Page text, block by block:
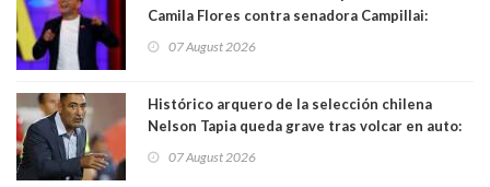
Camila Flores contra senadora Campillai:
forma de quitar dignidad"
07 August 2026
Histórico arquero de la selección chilena
Nelson Tapia queda grave tras volcar en auto:
07 August 2026